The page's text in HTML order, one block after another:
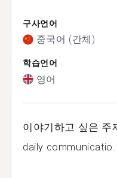
구사언어
중국어 (간체)
학습언어
영어
이야기하고 싶은 주
daily communicatio...